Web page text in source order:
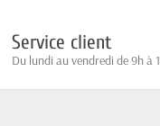
Service client
Du lundi au vendredi de 9h à